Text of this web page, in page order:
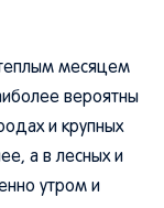
месяцем
вероятны
и крупных
а в лесных и
утром и